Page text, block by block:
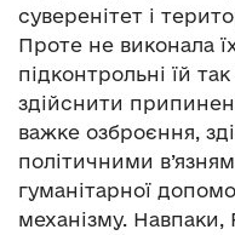
суверенітет і
Проте не виконала
підконтрольні їй
здійснити
важке озброєння,
політичними
гуманітарної
механізму. Навпаки,